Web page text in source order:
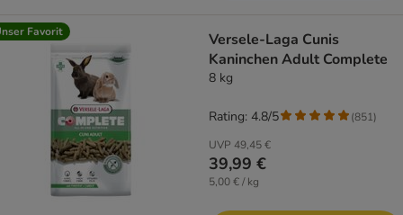
Favorit
Versele-Laga Cunis
Kaninchen Adult Complete
8 kg
UVP 49,45 €
39,99 €
5,00 € / kg
Rating: 4.8/5 (851)